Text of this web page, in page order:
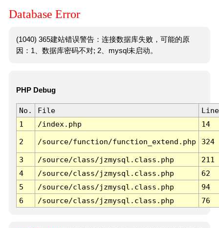
Database Error
(1040) 365建站错误警告：连接数据库失败，可能的原
因：1、数据库密码不对; 2、mysql未启动。
PHP Debug
No. File
Line
1
/index.php 14
2 /source/function/function_extend.php 324
3 /source/class/jzmysql.class.php
211
4
/source/class/jzmysql.class.php
62
5
/source/class/jzmysql.class.php
94
6
/source/class/jzmysql.class.php 76